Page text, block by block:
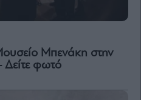
Μπενάκη στην
Δείτε φωτό